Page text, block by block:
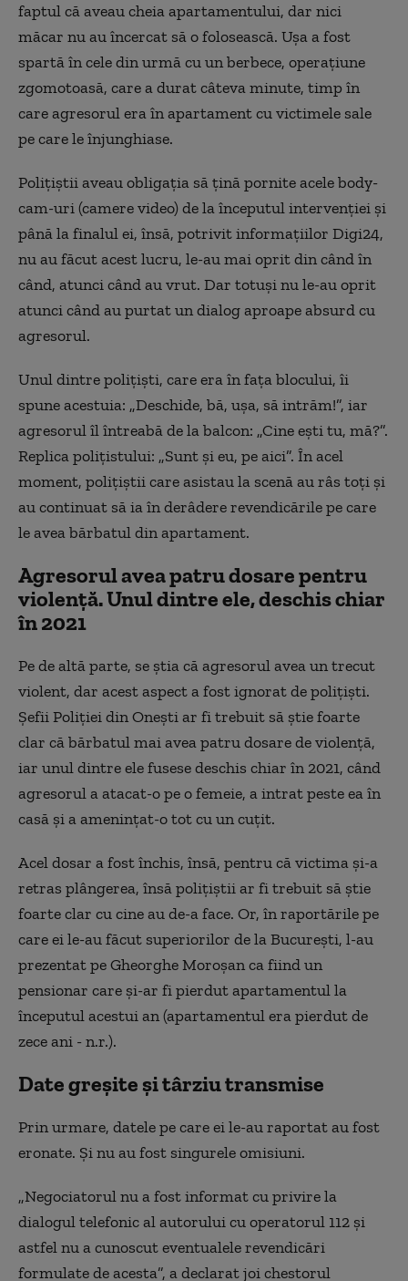
faptul că aveau cheia apartamentului, dar nici
măcar nu au încercat să o folosească. Ușa a fost
spartă în cele din urmă cu un berbece, operațiune
zgomotoasă, care a durat câteva minute, timp în
care agresorul era în apartament cu victimele sale
pe care le înjunghiase.
Polițiștii aveau obligația să țină pornite acele body-
cam-uri (camere video) de la începutul intervenției și
până la finalul ei, însă, potrivit informațiilor Digi24,
nu au făcut acest lucru, le-au mai oprit din când în
când, atunci când au vrut. Dar totuși nu le-au oprit
atunci când au purtat un dialog aproape absurd cu
agresorul.
Unul dintre polițiști, care era în fața blocului, îi
spune acestuia: „Deschide, bă, ușa, să intrăm!”, iar
agresorul îl întreabă de la balcon: „Cine ești tu, mă?”.
Replica polițistului: „Sunt și eu, pe aici”. În acel
moment, polițiștii care asistau la scenă au râs toți și
au continuat să ia în derâdere revendicările pe care
le avea bărbatul din apartament.
Agresorul avea patru dosare pentru
violență. Unul dintre ele, deschis chiar
în 2021
Pe de altă parte, se știa că agresorul avea un trecut
violent, dar acest aspect a fost ignorat de polițiști.
Șefii Poliției din Onești ar fi trebuit să știe foarte
clar că bărbatul mai avea patru dosare de violență,
iar unul dintre ele fusese deschis chiar în 2021, când
agresorul a atacat-o pe o femeie, a intrat peste ea în
casă și a amenințat-o tot cu un cuțit.
Acel dosar a fost închis, însă, pentru că victima și-a
retras plângerea, însă polițiștii ar fi trebuit să știe
foarte clar cu cine au de-a face. Or, în raportările pe
care ei le-au făcut superiorilor de la București, l-au
prezentat pe Gheorghe Moroșan ca fiind un
pensionar care și-ar fi pierdut apartamentul la
începutul acestui an (apartamentul era pierdut de
zece ani - n.r.).
Date greșite și târziu transmise
Prin urmare, datele pe care ei le-au raportat au fost
eronate. Și nu au fost singurele omisiuni.
„Negociatorul nu a fost informat cu privire la
dialogul telefonic al autorului cu operatorul 112 și
astfel nu a cunoscut eventualele revendicări
formulate de acesta”, a declarat joi chestorul